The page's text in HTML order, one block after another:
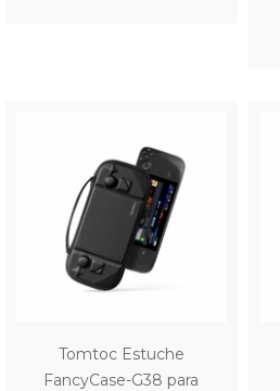
Tomtoc Estuche
FancyCase-G38 para